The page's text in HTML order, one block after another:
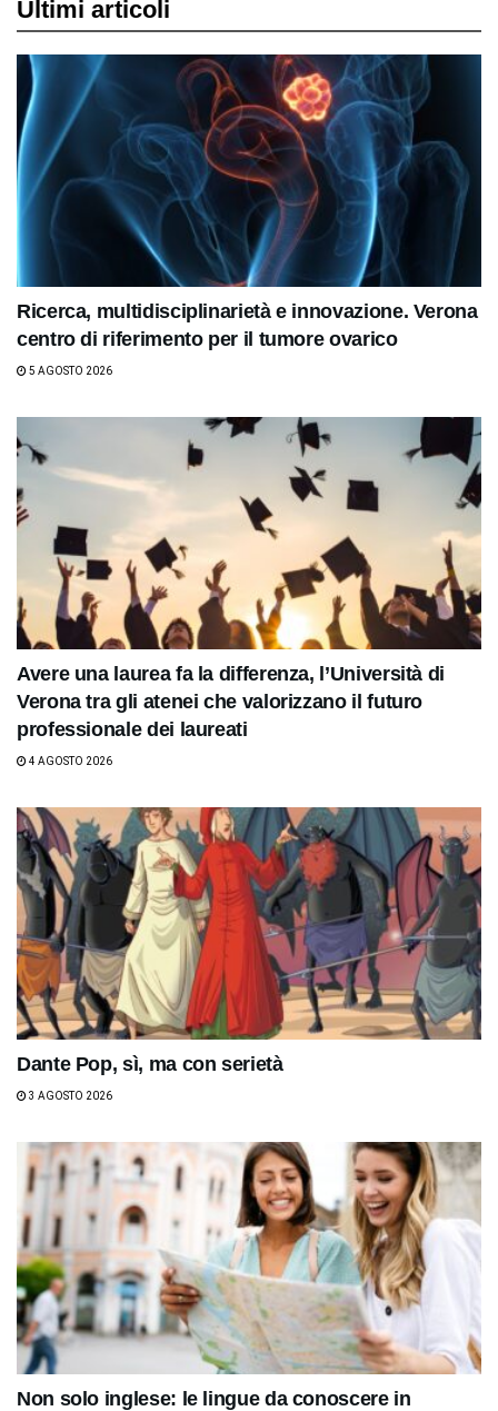
Ultimi articoli
Ricerca, multidisciplinarietà e innovazione. Verona
centro di riferimento per il tumore ovarico
5 AGOSTO 2026
Avere una laurea fa la differenza, l’Università di
Verona tra gli atenei che valorizzano il futuro
professionale dei laureati
4 AGOSTO 2026
Dante Pop, sì, ma con serietà
3 AGOSTO 2026
Non solo inglese: le lingue da conoscere in